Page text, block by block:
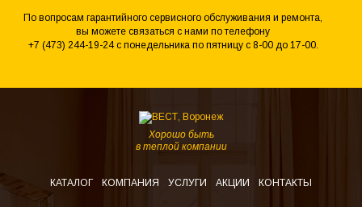
По вопросам гарантийного сервисного обслуживания и ремонта,
вы можете связаться с нами по телефону
+7 (473) 244-19-24 с понедельника по пятницу с 8-00 до 17-00.
Хорошо быть
в теплой компании
КАТАЛОГ КОМПАНИЯ УСЛУГИ АКЦИИ КОНТАКТЫ